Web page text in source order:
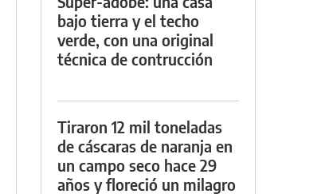
bajo tierra y el techo
verde, con una original
técnica de contrucción
Tiraron 12 mil toneladas
de cáscaras de naranja en
un campo seco hace 29
años y floreció un milagro